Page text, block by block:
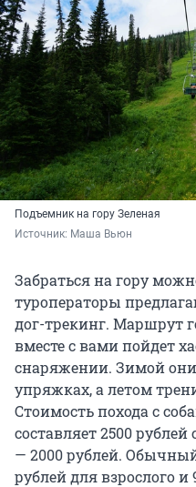
Подъемник на гору Зеленая
Источник: Маша Вьюн
Забраться на гору
туроператоры
дог-трекинг. Маршрут
вместе с вами пойдет
снаряжении. Зимой
упряжках, а летом
Стоимость похода с
составляет 2500 рублей
— 2000 рублей.
рублей для взрослого и